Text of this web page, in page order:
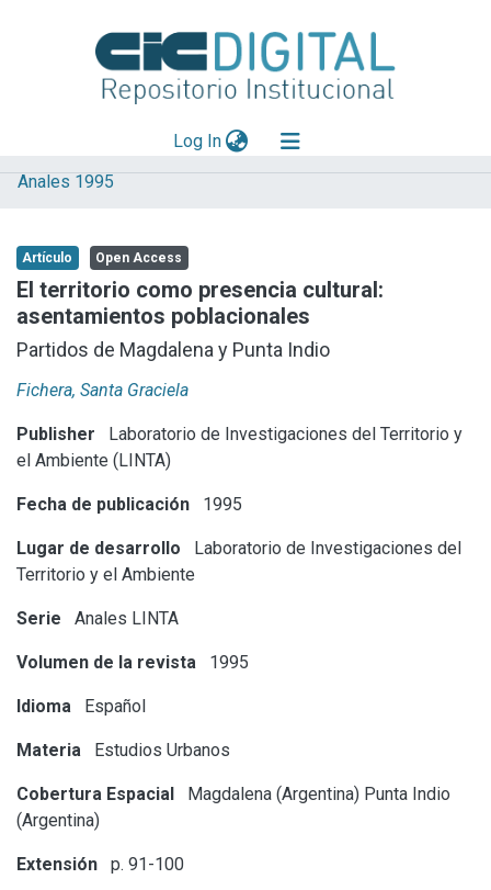
Log In(current)
Explorar
Aportar material
Statistics
Anales 1995
Artículo Open Access
El territorio como presencia cultural:
asentamientos poblacionales
Partidos de Magdalena y Punta Indio
Fichera, Santa Graciela
Publisher
Laboratorio de Investigaciones del Territorio y
el Ambiente (LINTA)
Fecha de publicación 1995
Lugar de desarrollo
Laboratorio de Investigaciones del
Territorio y el Ambiente
Serie Anales LINTA
Volumen de la revista 1995
Idioma Español
Materia Estudios Urbanos
Cobertura Espacial Magdalena (Argentina) Punta Indio
(Argentina)
Extensión p. 91-100